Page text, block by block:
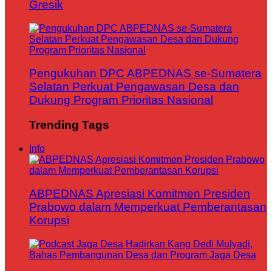
Gresik
Pengukuhan DPC ABPEDNAS se-Sumatera
Selatan Perkuat Pengawasan Desa dan
Dukung Program Prioritas Nasional
Trending Tags
Info
ABPEDNAS Apresiasi Komitmen Presiden
Prabowo dalam Memperkuat Pemberantasan
Korupsi